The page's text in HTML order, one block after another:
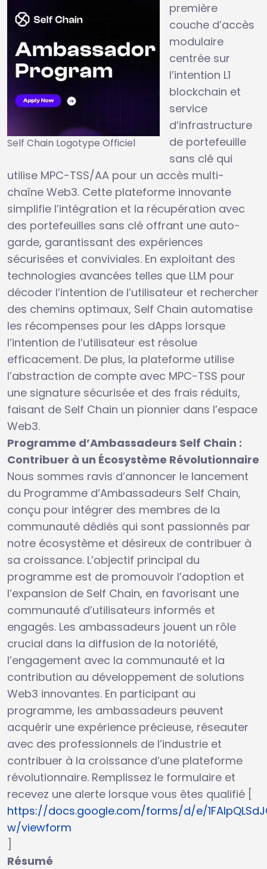
Self Chain Logotype Officiel
première
couche d’accès
modulaire
centrée sur
l’intention L1
blockchain et
service
d’infrastructure
de portefeuille
sans clé qui
utilise MPC-TSS/AA pour un accès multi-
chaîne Web3. Cette plateforme innovante
simplifie l’intégration et la récupération avec
des portefeuilles sans clé offrant une auto-
garde, garantissant des expériences
sécurisées et conviviales. En exploitant des
technologies avancées telles que LLM pour
décoder l’intention de l’utilisateur et rechercher
des chemins optimaux, Self Chain automatise
les récompenses pour les dApps lorsque
l’intention de l’utilisateur est résolue
efficacement. De plus, la plateforme utilise
l’abstraction de compte avec MPC-TSS pour
une signature sécurisée et des frais réduits,
faisant de Self Chain un pionnier dans l’espace
Web3.
Programme d’Ambassadeurs Self Chain :
Contribuer à un Écosystème Révolutionnaire
Nous sommes ravis d’annoncer le lancement
du Programme d’Ambassadeurs Self Chain,
conçu pour intégrer des membres de la
communauté dédiés qui sont passionnés par
notre écosystème et désireux de contribuer à
sa croissance. L’objectif principal du
programme est de promouvoir l’adoption et
l’expansion de Self Chain, en favorisant une
communauté d’utilisateurs informés et
engagés. Les ambassadeurs jouent un rôle
crucial dans la diffusion de la notoriété,
l’engagement avec la communauté et la
contribution au développement de solutions
Web3 innovantes. En participant au
programme, les ambassadeurs peuvent
acquérir une expérience précieuse, réseauter
avec des professionnels de l’industrie et
contribuer à la croissance d’une plateforme
révolutionnaire. Remplissez le formulaire et
recevez une alerte lorsque vous êtes qualifié [
https://docs.google.com/forms/d/e/
w/viewform
]
Résumé